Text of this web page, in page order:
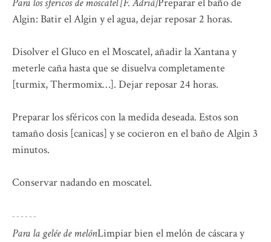
Algin: Batir el Algin y el agua, dejar reposar 2 horas.
Disolver el Gluco en el Moscatel, añadir la Xantana y
meterle caña hasta que se disuelva completamente
[turmix, Thermomix…]. Dejar reposar 24 horas.
Preparar los sféricos con la medida deseada. Estos son
tamaño dosis [canicas] y se cocieron en el baño de Algin 3
minutos.
Conservar nadando en moscatel.
~ ~ ~ ~ ~ ~
Para la gelée de melónLimpiar bien el melón de cáscara y